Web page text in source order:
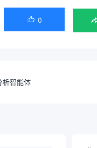
 0
析智能体